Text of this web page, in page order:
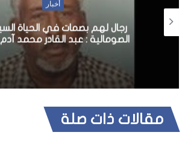
أخبار
وزير الداخلية يتفقد مقرات في
مقالات ذات صلة